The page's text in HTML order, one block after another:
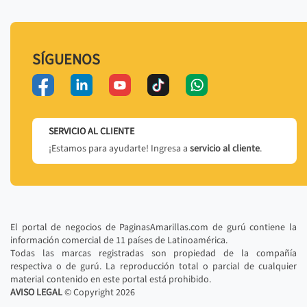
SÍGUENOS
SERVICIO AL CLIENTE
¡Estamos para ayudarte! Ingresa a servicio al cliente.
El portal de negocios de PaginasAmarillas.com de gurú contiene la
información comercial de 11 países de Latinoamérica.
Todas las marcas registradas son propiedad de la compañía
respectiva o de gurú. La reproducción total o parcial de cualquier
material contenido en este portal está prohibido.
AVISO LEGAL© Copyright2026